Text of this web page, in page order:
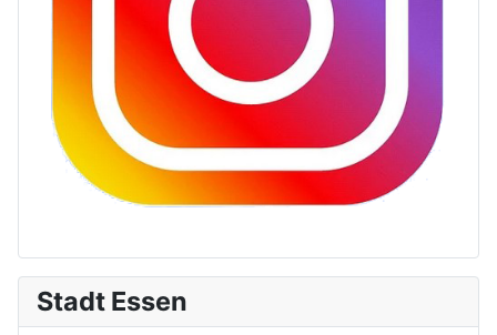
Stadt Essen